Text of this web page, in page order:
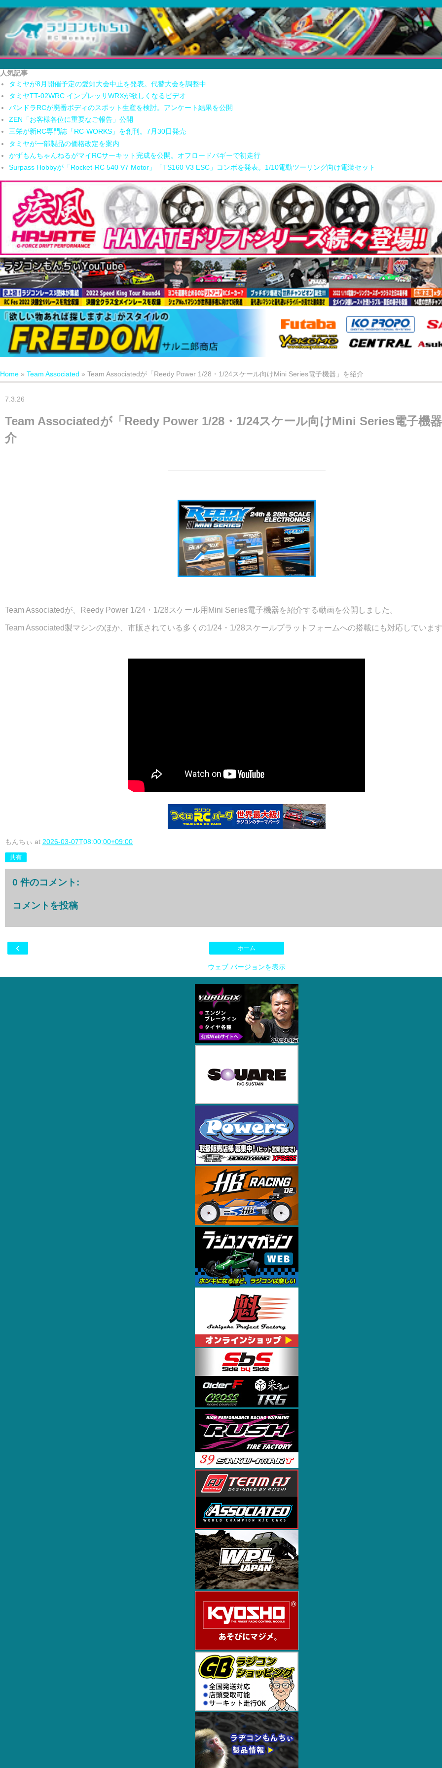
人気記事
タミヤが8月開催予定の愛知大会中止を発表。代替大会を調整中
タミヤTT-02WRC インプレッサWRXが欲しくなるビデオ
パンドラRCが廃番ボディのスポット生産を検討。アンケート結果を公開
ZEN「お客様各位に重要なご報告」公開
三栄が新RC専門誌「RC-WORKS」を創刊。7月30日発売
タミヤが一部製品の価格改定を案内
かずもんちゃんねるがマイRCサーキット完成を公開。オフロードバギーで初走行
Surpass Hobbyが「Rocket-RC 540 V7 Motor」「TS160 V3 ESC」コンボを発表。1/10電動ツーリング向け電装セット
Home » Team Associated » Team Associatedが「Reedy Power 1/28・1/24スケール向けMini Series電子機器」を紹介
7.3.26
Team Associatedが「Reedy Power 1/28・1/24スケール向けMini Series電子機
介
Team Associatedが、Reedy Power 1/24・1/28スケール用Mini Series電子機器を紹介する動画を公開しました。
Team Associated製マシンのほか、市販されている多くの1/24・1/28スケールプラットフォームへの搭載にも対応していま
もんちぃ at 2026-03-07T08:00:00+09:00
共有
0 件のコメント:
コメントを投稿
‹ ホーム
ウェブ バージョンを表示